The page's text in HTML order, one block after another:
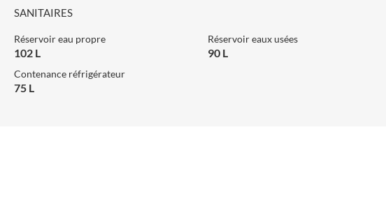
SANITAIRES
Réservoir eau propre
102 L
Réservoir eaux usées
90 L
Contenance réfrigérateur
75 L